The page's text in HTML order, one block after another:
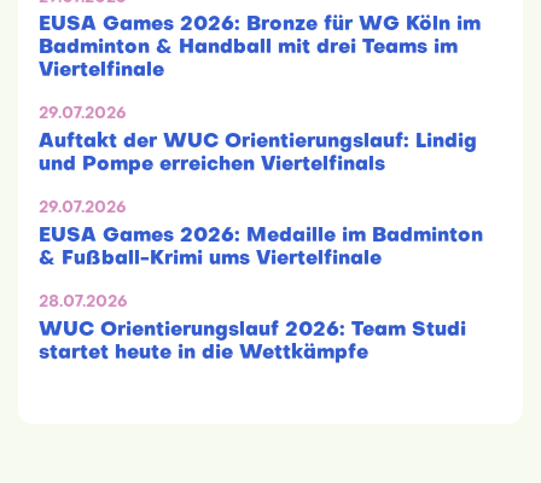
EUSA Games 2026: Bronze für WG Köln im
Badminton & Handball mit drei Teams im
Viertelfinale
29.07.2026
Auftakt der WUC Orientierungslauf: Lindig
und Pompe erreichen Viertelfinals
29.07.2026
EUSA Games 2026: Medaille im Badminton
& Fußball-Krimi ums Viertelfinale
28.07.2026
WUC Orientierungslauf 2026: Team Studi
startet heute in die Wettkämpfe